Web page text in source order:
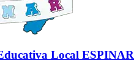
Local ESPINAR